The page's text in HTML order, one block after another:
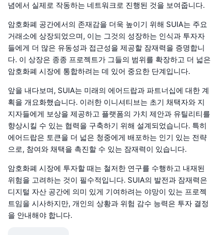
념에서 실제로 작동하는 네트워크로 진행된 것을 보여줍니다.
암호화폐 공간에서의 존재감을 더욱 높이기 위해 SUIA는 주요
거래소에 상장되었으며, 이는 그것의 성장하는 인식과 투자자
들에게 더 많은 유동성과 접근성을 제공할 잠재력을 증명합니
다. 이 상장은 종종 프로젝트가 그들의 범위를 확장하고 더 넓은
암호화폐 시장에 통합하려는 데 있어 중요한 단계입니다.
앞을 내다보며, SUIA는 미래의 에어드랍과 파트너십에 대한 계
획을 개요화했습니다. 이러한 이니셔티브는 초기 채택자와 지
지자들에게 보상을 제공하고 플랫폼의 가치 제안과 유틸리티를
향상시킬 수 있는 협력을 구축하기 위해 설계되었습니다. 특히
에어드랍은 토큰을 더 넓은 청중에게 배포하는 인기 있는 전략
으로, 참여와 채택을 촉진할 수 있는 잠재력이 있습니다.
암호화폐 시장에 투자할 때는 철저한 연구를 수행하고 내재된
위험을 고려하는 것이 필수적입니다. SUIA의 발전과 잠재력은
디지털 자산 공간에 의미 있게 기여하려는 야망이 있는 프로젝
트임을 시사하지만, 개인의 상황과 위험 감수 능력은 투자 결정
을 안내해야 합니다.